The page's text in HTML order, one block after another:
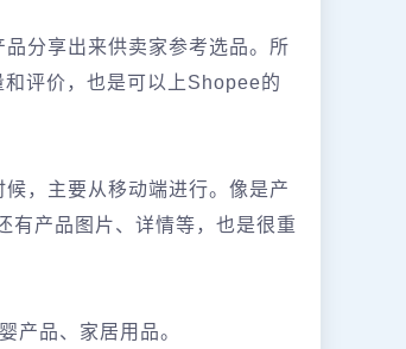
分享出来供卖家参考选品。所
评价，也是可以上Shopee的
，主要从移动端进行。像是产
有产品图片、详情等，也是很重
产品、家居用品。